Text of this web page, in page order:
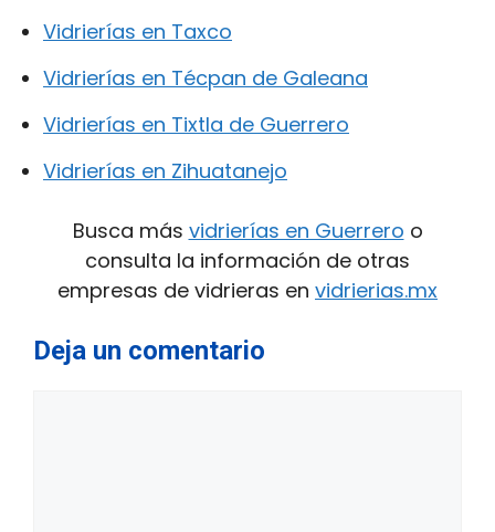
Vidrierías en Taxco
Vidrierías en Técpan de Galeana
Vidrierías en Tixtla de Guerrero
Vidrierías en Zihuatanejo
Busca más vidrierías en Guerrero o
consulta la información de otras
empresas de vidrieras en vidrierias.mx
Deja un comentario